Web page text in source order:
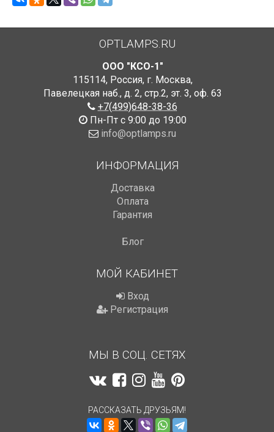
OPTLAMPS.RU
ООО "КСО-1"
115114, Россия, г. Москва,
Павелецкая наб., д. 2, стр.2, эт. 3, оф. 63
+7(499)648-38-36
Пн-Пт с 9:00 до 19:00
info@optlamps.ru
ИНФОРМАЦИЯ
Доставка
Оплата
Гарантия
Блог
МОЙ КАБИНЕТ
Вход
Регистрация
МЫ В СОЦ. СЕТЯХ
РАССКАЗАТЬ ДРУЗЬЯМ!